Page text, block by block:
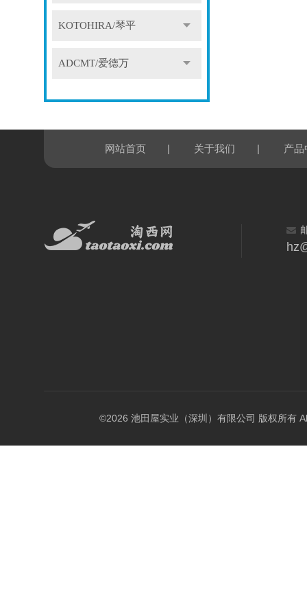
KOTOHIRA/琴平
ADCMT/爱德万
网站首页 | 关于我们 | 产品
©2026 池田屋实业（深圳）有限公司 版权所有